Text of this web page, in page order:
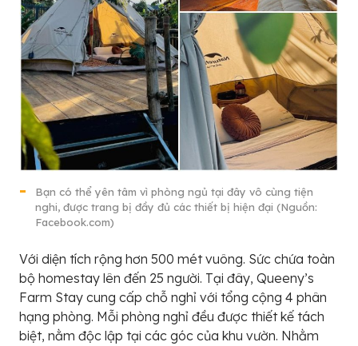
Bạn có thể yên tâm vì phòng ngủ tại đây vô cùng tiện
nghi, được trang bị đầy đủ các thiết bị hiện đại (Nguồn:
Facebook.com)
Với diện tích rộng hơn 500 mét vuông. Sức chứa toàn
bộ homestay lên đến 25 người. Tại đây, Queeny’s
Farm Stay cung cấp chỗ nghỉ với tổng cộng 4 phân
hạng phòng. Mỗi phòng nghỉ đều được thiết kế tách
biệt, nằm độc lập tại các góc của khu vườn. Nhằm